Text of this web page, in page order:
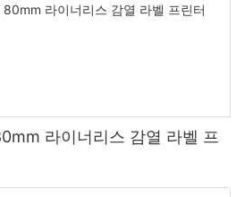
라이너리스 감열 라벨 프